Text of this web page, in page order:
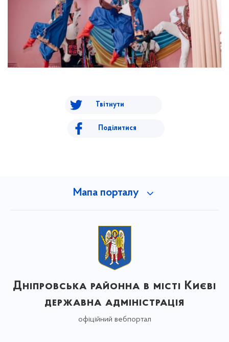
Твітнути
Поділитися
Мапа порталу
Дніпровська районна в місті Києві
державна адміністрація
офіційний вебпортал